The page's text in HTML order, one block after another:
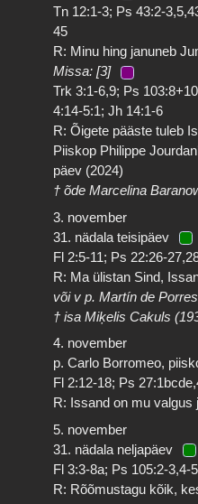
Tn 12:1-3; Ps 43:2-
45
R: Minu hing januneb
Missa: [3]
Trk 3:1-6,9; Ps
4:14-5:1; Jh 14:1-6
R: Õigete pääste tuleb
Piiskop Philippe
päev (2024)
† õde Marcelina
3. november
31. nädala teisipäev
Fl 2:5-11; Ps 22:26-
R: Ma ülistan Sind,
või v p. Martín de
† isa Miķelis Cakuls
4. november
p. Carlo Borromeo,
Fl 2:12-18; Ps
R: Issand on mu valgus
5. november
31. nädala neljapäev
Fl 3:3-8a; Ps 105:2-3,4-
R: Rõõmustagu kõik,